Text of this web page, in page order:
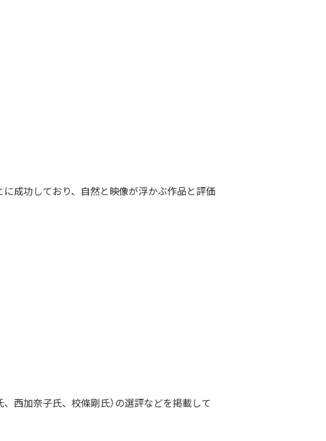
成功しており、自然と映像が浮かぶ作品と評価
西加奈子氏、校條剛氏）の選評などを掲載して